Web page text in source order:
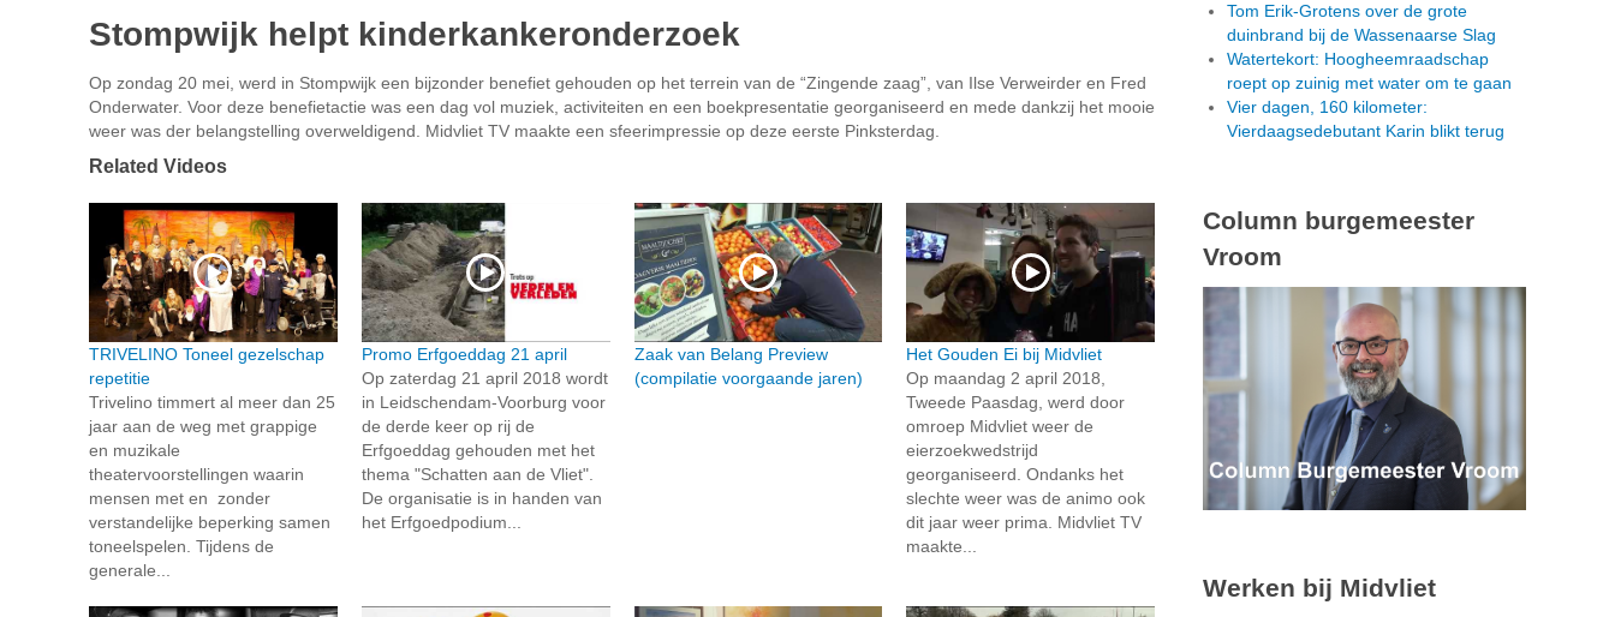
Stompwijk helpt kinderkankeronderzoek
Op zondag 20 mei, werd in Stompwijk een bijzonder benefiet gehouden op het terrein van de “Zingende zaag”, van Ilse Verweirder en Fred
Onderwater. Voor deze benefietactie was een dag vol muziek, activiteiten en een boekpresentatie georganiseerd en mede dankzij het mooie
weer was der belangstelling overweldigend. Midvliet TV maakte een sfeerimpressie op deze eerste Pinksterdag.
Related Videos
TRIVELINO Toneel gezelschap
repetitie
Trivelino timmert al meer dan 25
jaar aan de weg met grappige
en muzikale
theatervoorstellingen waarin
mensen met en zonder
verstandelijke beperking samen
toneelspelen. Tijdens de
generale...
Promo Erfgoeddag 21 april
Op zaterdag 21 april 2018 wordt
in Leidschendam-Voorburg voor
de derde keer op rij de
Erfgoeddag gehouden met het
thema "Schatten aan de Vliet".
De organisatie is in handen van
het Erfgoedpodium...
Zaak van Belang Preview
(compilatie voorgaande jaren)
Het Gouden Ei bij Midvliet
Op maandag 2 april 2018,
Tweede Paasdag, werd door
omroep Midvliet weer de
eierzoekwedstrijd
georganiseerd. Ondanks het
slechte weer was de animo ook
dit jaar weer prima. Midvliet TV
maakte...
Tom Erik-Grotens over de grote
duinbrand bij de Wassenaarse Slag
Watertekort: Hoogheemraadschap
roept op zuinig met water om te gaan
Vier dagen, 160 kilometer:
Vierdaagsedebutant Karin blikt terug
Column burgemeester
Vroom
Werken bij Midvliet